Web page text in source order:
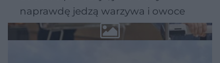
naprawdę jedzą warzywa i owoce